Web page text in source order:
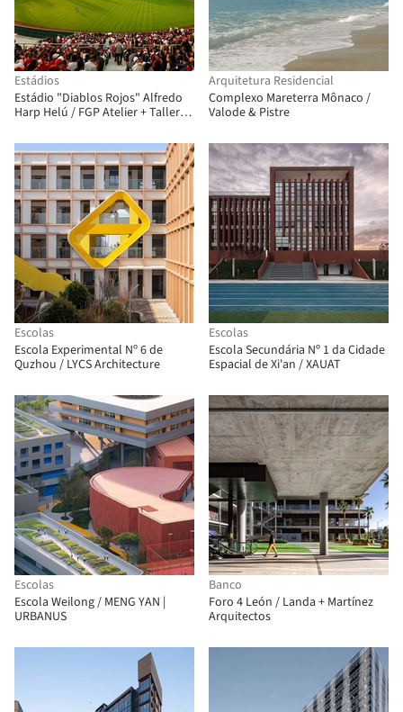
Estádios
Estádio "Diablos Rojos" Alfredo
Harp Helú / FGP Atelier + Taller
Arquitetura Residencial
Complexo Mareterra Mônaco /
Valode & Pistre
Escolas
Escola Experimental Nº 6 de
Quzhou / LYCS Architecture
Escolas
Escola Secundária Nº 1 da Cidade
Espacial de Xi'an / XAUAT
Escolas
Escola Weilong / MENG YAN |
URBANUS
Banco
Foro 4 León / Landa + Martínez
Arquitectos